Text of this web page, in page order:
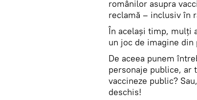
românilor asupra
reclamă – inclusiv în
În același timp, mulți
un joc de imagine
De aceea punem
personaje publice, ar
vaccineze public?
deschis!